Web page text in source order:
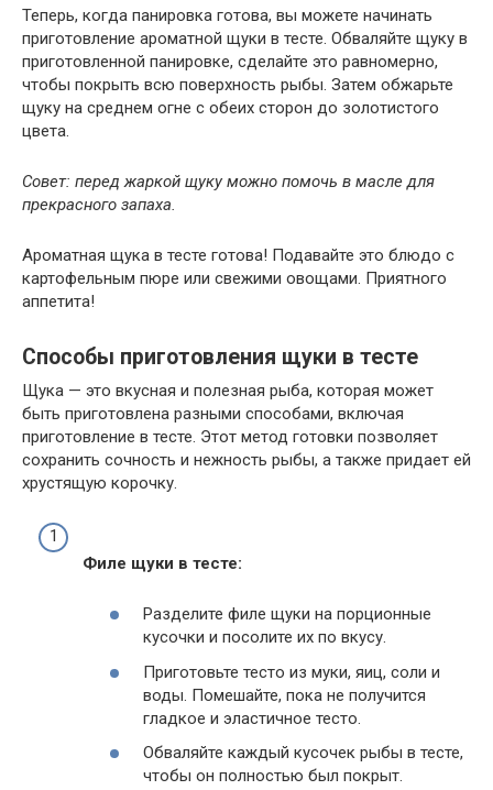
Теперь, когда панировка готова, вы можете начинать
приготовление ароматной щуки в тесте. Обваляйте щуку в
приготовленной панировке, сделайте это равномерно,
чтобы покрыть всю поверхность рыбы. Затем обжарьте
щуку на среднем огне с обеих сторон до золотистого
цвета.
Совет: перед жаркой щуку можно помочь в масле для
прекрасного запаха.
Ароматная щука в тесте готова! Подавайте это блюдо с
картофельным пюре или свежими овощами. Приятного
аппетита!
Способы приготовления щуки в тесте
Щука — это вкусная и полезная рыба, которая может
быть приготовлена разными способами, включая
приготовление в тесте. Этот метод готовки позволяет
сохранить сочность и нежность рыбы, а также придает ей
хрустящую корочку.
Филе щуки в тесте:
Разделите филе щуки на порционные
кусочки и посолите их по вкусу.
Приготовьте тесто из муки, яиц, соли и
воды. Помешайте, пока не получится
гладкое и эластичное тесто.
Обваляйте каждый кусочек рыбы в тесте,
чтобы он полностью был покрыт.